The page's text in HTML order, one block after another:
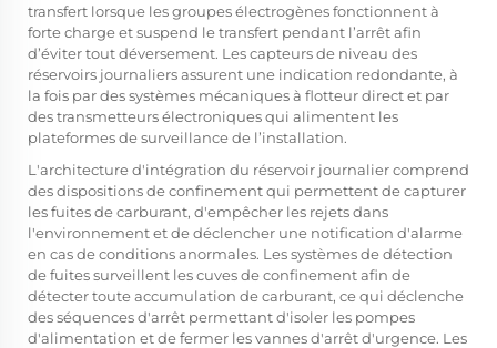
transfert lorsque les groupes électrogènes fonctionnent à
forte charge et suspend le transfert pendant l’arrêt afin
d’éviter tout déversement. Les capteurs de niveau des
réservoirs journaliers assurent une indication redondante, à
la fois par des systèmes mécaniques à flotteur direct et par
des transmetteurs électroniques qui alimentent les
plateformes de surveillance de l’installation.
L'architecture d'intégration du réservoir journalier comprend
des dispositions de confinement qui permettent de capturer
les fuites de carburant, d'empêcher les rejets dans
l'environnement et de déclencher une notification d'alarme
en cas de conditions anormales. Les systèmes de détection
de fuites surveillent les cuves de confinement afin de
détecter toute accumulation de carburant, ce qui déclenche
des séquences d'arrêt permettant d'isoler les pompes
d'alimentation et de fermer les vannes d'arrêt d'urgence. Les